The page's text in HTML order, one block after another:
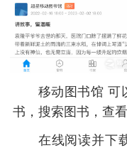
移动图书馆 可
书，搜索图书，查
在线阅读并下